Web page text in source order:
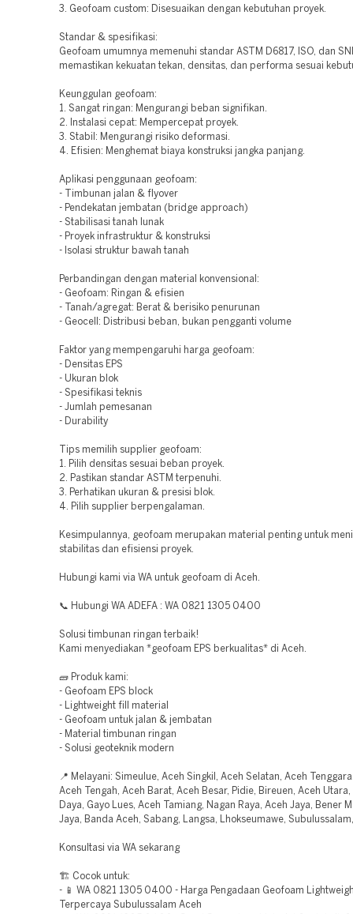
3. Geofoam custom: Disesuaikan dengan kebutuhan proyek.
Standar & spesifikasi:
Geofoam umumnya memenuhi standar ASTM D6817, ISO, dan
memastikan kekuatan tekan, densitas, dan performa sesuai
Keunggulan geofoam:
1. Sangat ringan: Mengurangi beban signifikan.
2. Instalasi cepat: Mempercepat proyek.
3. Stabil: Mengurangi risiko deformasi.
4. Efisien: Menghemat biaya konstruksi jangka panjang.
Aplikasi penggunaan geofoam:
- Timbunan jalan & flyover
- Pendekatan jembatan (bridge approach)
- Stabilisasi tanah lunak
- Proyek infrastruktur & konstruksi
- Isolasi struktur bawah tanah
Perbandingan dengan material konvensional:
- Geofoam: Ringan & efisien
- Tanah/agregat: Berat & berisiko penurunan
- Geocell: Distribusi beban, bukan pengganti volume
Faktor yang mempengaruhi harga geofoam:
- Densitas EPS
- Ukuran blok
- Spesifikasi teknis
- Jumlah pemesanan
- Durability
Tips memilih supplier geofoam:
1. Pilih densitas sesuai beban proyek.
2. Pastikan standar ASTM terpenuhi.
3. Perhatikan ukuran & presisi blok.
4. Pilih supplier berpengalaman.
Kesimpulannya, geofoam merupakan material penting untuk
stabilitas dan efisiensi proyek.
Hubungi kami via WA untuk geofoam di Aceh.
📞 Hubungi WA ADEFA : WA 0821 1305 0400
Solusi timbunan ringan terbaik!
Kami menyediakan *geofoam EPS berkualitas* di Aceh.
🧱 Produk kami:
- Geofoam EPS block
- Lightweight fill material
- Geofoam untuk jalan & jembatan
- Material timbunan ringan
- Solusi geoteknik modern
📍 Melayani: Simeulue, Aceh Singkil, Aceh Selatan, Aceh
Aceh Tengah, Aceh Barat, Aceh Besar, Pidie, Bireuen, Aceh
Daya, Gayo Lues, Aceh Tamiang, Nagan Raya, Aceh Jaya, Bener
Jaya, Banda Aceh, Sabang, Langsa, Lhokseumawe,
Konsultasi via WA sekarang
🏗️ Cocok untuk:
- 📱 WA 0821 1305 0400 - Harga Pengadaan Geofoam
Terpercaya Subulussalam Aceh